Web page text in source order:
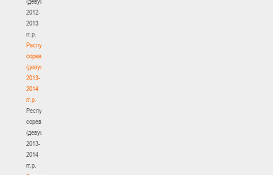
2012-
2013
гг.р.
Республиканские
соревнования
(девушки)
2013-
2014
гг.р.
Республиканские
соревнования
(девушки)
2013-
2014
гг.р.